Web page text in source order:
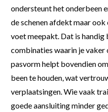
ondersteunt het onderbeen
de schenen afdekt maar
voet meepakt. Dat is handig
combinaties waarin je vaker
pasvorm helpt bovendien
been te houden, wat
verplaatsingen. Wie vaak
goede aansluiting minder